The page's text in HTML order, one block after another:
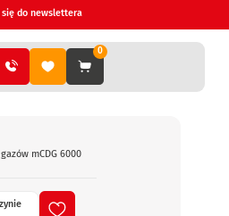
się do newslettera
0
mCDG 6000